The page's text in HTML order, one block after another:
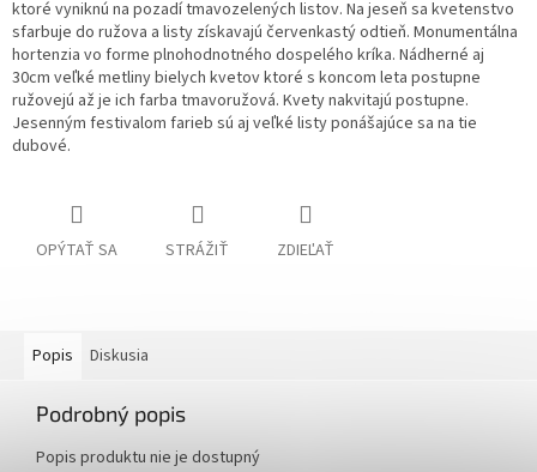
ktoré vyniknú na pozadí tmavozelených listov. Na jeseň sa kvetenstvo
sfarbuje do ružova a listy získavajú červenkastý odtieň. Monumentálna
hortenzia vo forme plnohodnotného dospelého kríka. Nádherné aj
30cm veľké metliny bielych kvetov ktoré s koncom leta postupne
ružovejú až je ich farba tmavoružová. Kvety nakvitajú postupne.
Jesenným festivalom farieb sú aj veľké listy ponášajúce sa na tie
dubové.
OPÝTAŤ SA STRÁŽIŤ ZDIEĽAŤ
Popis Diskusia
Podrobný popis
Popis produktu nie je dostupný